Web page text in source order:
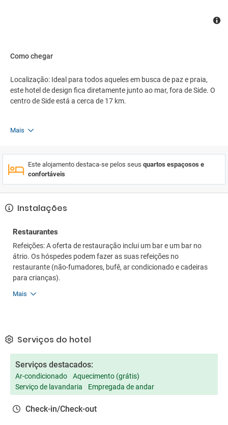
Como chegar
Localização: Ideal para todos aqueles em busca de paz e praia,
este hotel de design fica diretamente junto ao mar, fora de Side. O
centro de Side está a cerca de 17 km.
Mais
Este alojamento destaca-se pelos seus quartos espaçosos e
confortáveis
Instalações
Restaurantes
Refeições: A oferta de restauração inclui um bar e um bar no
átrio. Os hóspedes podem fazer as suas refeições no
restaurante (não-fumadores, bufê, ar condicionado e cadeiras
para crianças).
Mais
Serviços do hotel
Serviços destacados:
Ar-condicionado
Aquecimento (grátis)
Serviço de lavandaria
Empregada de andar
Check-in/Check-out